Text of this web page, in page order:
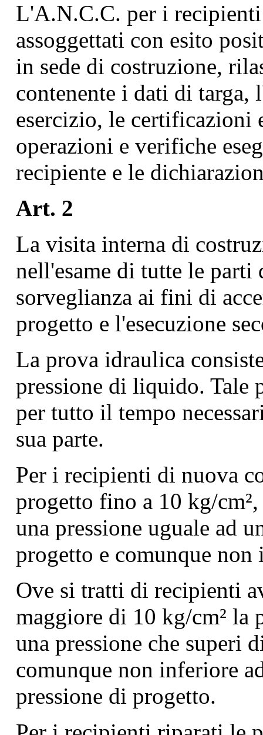
L'A.N.C.C. per i
assoggettati con esito
in sede di costruzione,
contenente i dati di
esercizio, le certificazioni
operazioni e verifiche
recipiente e le
Art. 2
La visita interna di
nell'esame di tutte le parti
sorveglianza ai fini di
progetto e l'esecuzione
La prova idraulica
pressione di liquido. Tale
per tutto il tempo
sua parte.
Per i recipienti di nuova
progetto fino a 10 kg/
una pressione uguale ad
progetto e comunque non
Ove si tratti di recipienti
maggiore di 10 kg/cm² la
una pressione che superi
comunque non inferiore
pressione di progetto.